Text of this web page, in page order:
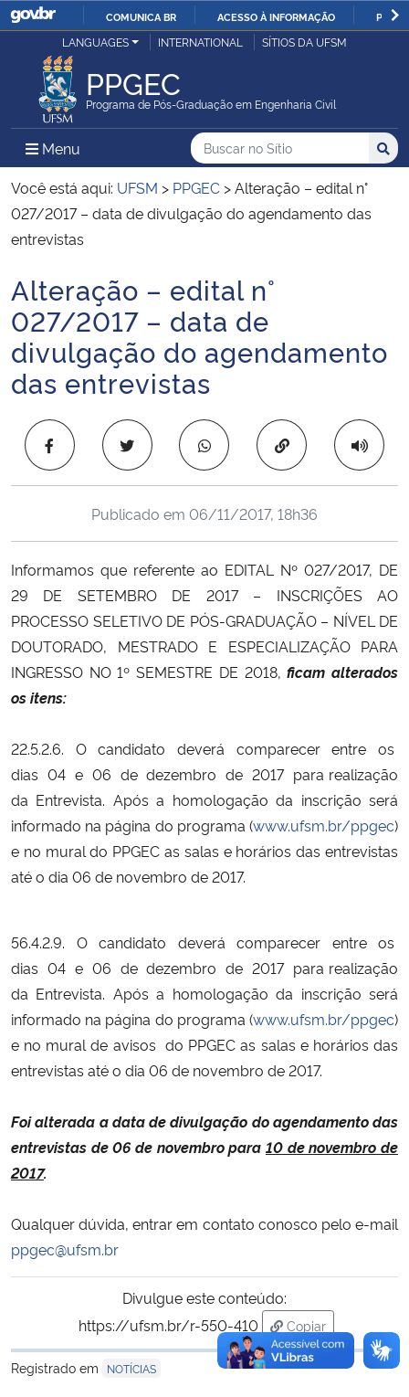
IR
COMUNICA BR ACESSO À INFORMAÇÃO
Ministério da Justiça e Segurança Pública
Ministério da Defesa
Ministério das Relações Exteriores
Ministério da Economia
Ministério da Infraestrutura
Ministério da Agricultura, Pecuária e Abastecimento
Ministério da Educação
Ministério da Cidadania
Ministério da Saúde
Ministério de Minas e Energia
Ministério da Ciência, Tecnologia, Inovações e Comunicações
Ministério do Meio Ambiente
Ministério do Turismo
Ministério da Mulher, da Família e dos Direitos Humanos
Secretaria-Geral
Advocacia-Geral da União
Banco Central do Brasil
LANGUAGES INTERNATIONAL SÍTIOS DA UFSM
PPGEC
Programa de Pós-Graduação em Engenharia Civil
Menu Menu Principal do Sítio
Busca
Buscar no no Sítio
Busca:
Você está aqui: UFSM > PPGEC >Alteração – edital n°
027/2017 – data de divulgação do agendamento das
entrevistas
Início do conteúdo
Alteração – edital n°
027/2017 – data de
divulgação do agendamento
das entrevistas
Copiar para área
Publicado em 06/11/2017, 18h36
Informamos que referente ao EDITAL Nº 027/2017, DE
29 DE SETEMBRO DE 2017 – INSCRIÇÕES AO
PROCESSO SELETIVO DE PÓS-GRADUAÇÃO – NÍVEL DE
DOUTORADO, MESTRADO E ESPECIALIZAÇÃO PARA
INGRESSO NO 1º SEMESTRE DE 2018,ficam alterados
ositens:
22.5.2.6. O candidato deverá comparecer entre os
dias 04 e 06 de dezembro de 2017 para realização
da Entrevista. Após a homologação da inscrição será
informado na página do programa (www.ufsm.br/ppgec)
e no mural do PPGEC as salas e horários das entrevistas
até o dia 06 de novembro de 2017.
56.4.2.9. O candidato deverá comparecer entre os
dias 04 e 06 de dezembro de 2017 para realização
da Entrevista. Após a homologação da inscrição será
informado na página do programa (www.ufsm.br/ppgec)
e no mural de avisos do PPGEC as salas e horários das
entrevistas até o dia 06 de novembro de 2017.
Foi alterada a data de divulgação do agendamento das
entrevistas de 06 de novembro para 10 de novembro de
2017.
Qualquer dúvida, entrar em contato conosco pelo e-mail
ppgec@ufsm.br
Divulgue este conteúdo:
https://ufsm.br/r-550-410
Copiar
para área de
Registrado em
NOTÍCIAS